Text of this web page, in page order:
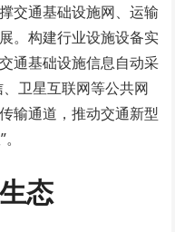
交通基础设施网、运输
。构建行业设施设备实
通基础设施信息自动采
卫星互联网等公共网
输通道，推动交通新型
态